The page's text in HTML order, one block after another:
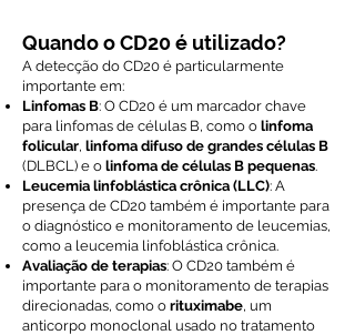
Quando o CD20 é utilizado?
A detecção do CD20 é particularmente
importante em:
Linfomas B: O CD20 é um marcador chave
para linfomas de células B, como o linfoma
folicular, linfoma difuso de grandes células B
(DLBCL) e o linfoma de células B pequenas.
Leucemia linfoblástica crônica (LLC): A
presença de CD20 também é importante para
o diagnóstico e monitoramento de leucemias,
como a leucemia linfoblástica crônica.
Avaliação de terapias: O CD20 também é
importante para o monitoramento de terapias
direcionadas, como o rituximabe, um
anticorpo monoclonal usado no tratamento